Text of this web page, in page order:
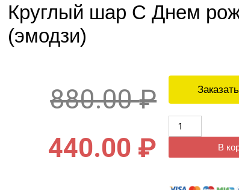
Круглый шар С Днем
(эмодзи)
880.00₽
440.00 ₽ В